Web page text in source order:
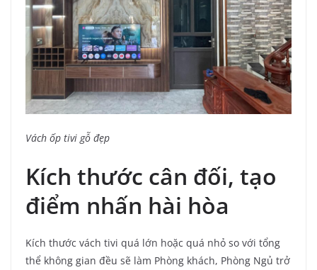
Vách ốp tivi gỗ đẹp
Kích thước cân đối, tạo
điểm nhấn hài hòa
Kích thước vách tivi quá lớn hoặc quá nhỏ so với tổng
thể không gian đều sẽ làm Phòng khách, Phòng Ngủ trở